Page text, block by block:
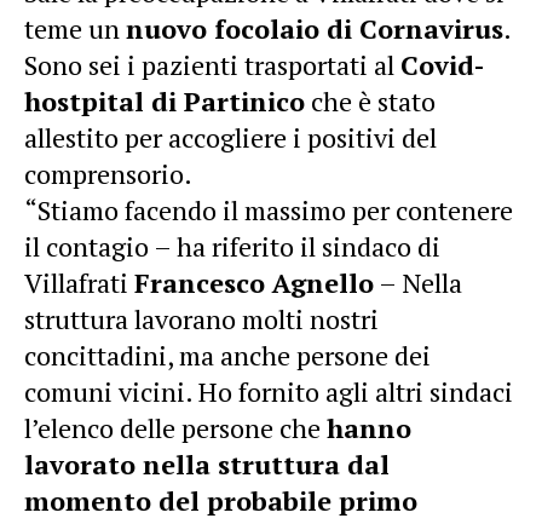
teme unnuovo focolaio di Cornavirus.
Sono sei i pazienti trasportati al Covid-
hostpital di Partinico che è stato
allestito per accogliere i positivi del
comprensorio.
“Stiamo facendo il massimo per contenere
il contagio – ha riferito il sindaco di
Villafrati Francesco Agnello – Nella
struttura lavorano molti nostri
concittadini, ma anche persone dei
comuni vicini. Ho fornito agli altri sindaci
l’elenco delle persone che hanno
lavorato nella struttura dal
momento del probabile primo